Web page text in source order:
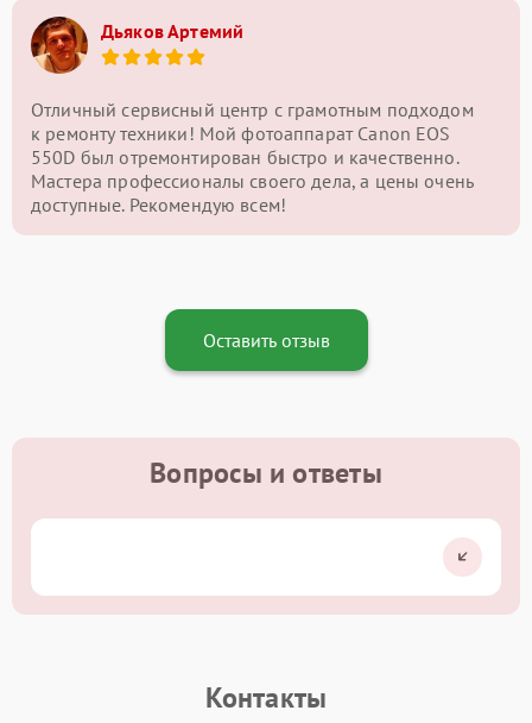
Дьяков Артемий
Отличный сервисный центр с грамотным подходом
к ремонту техники! Мой фотоаппарат Canon EOS
550D был отремонтирован быстро и качественно.
Мастера профессионалы своего дела, а цены очень
доступные. Рекомендую всем!
Оставить отзыв
Вопросы и ответы
Контакты